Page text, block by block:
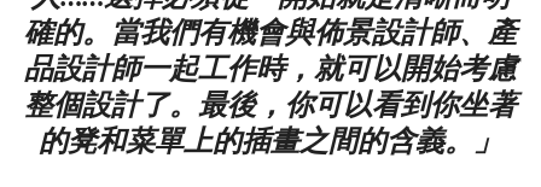
確的。當我們有機會與佈景設計師、產
品設計師一起工作時，就可以開始考慮
整個設計了。最後，你可以看到你坐著
的凳和菜單上的插畫之間的含義。」